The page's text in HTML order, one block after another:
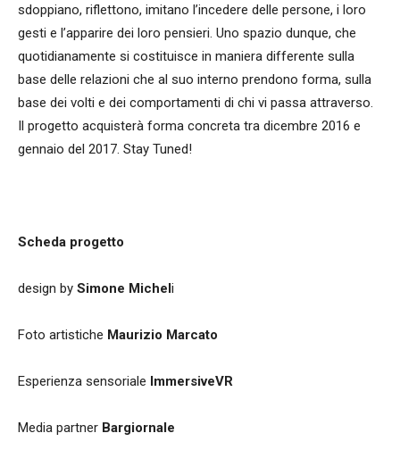
sdoppiano, riflettono, imitano l’incedere delle persone, i loro
gesti e l’apparire dei loro pensieri. Uno spazio dunque, che
quotidianamente si costituisce in maniera differente sulla
base delle relazioni che al suo interno prendono forma, sulla
base dei volti e dei comportamenti di chi vi passa attraverso.
Il progetto acquisterà forma concreta tra dicembre 2016 e
gennaio del 2017. Stay Tuned!
Scheda progetto
design by Simone Micheli
Foto artistiche Maurizio Marcato
Esperienza sensoriale ImmersiveVR
Media partner Bargiornale